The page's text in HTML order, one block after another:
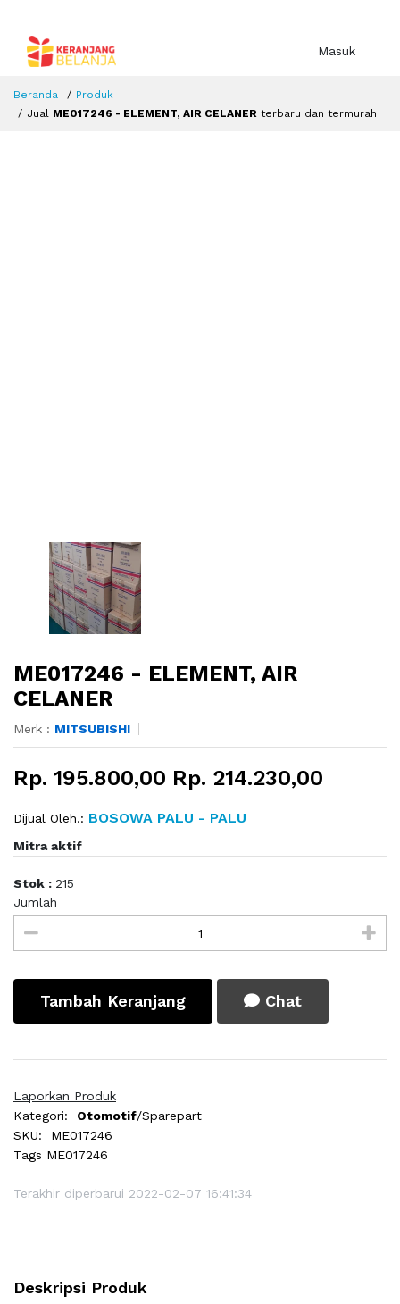
Masuk
Beranda
Produk
Jual ME017246 - ELEMENT, AIR CELANER terbaru dan termurah
ME017246 - ELEMENT, AIR
CELANER
Merk : MITSUBISHI
Rp. 195.800,00 Rp. 214.230,00
Dijual Oleh.: BOSOWA PALU - PALU
Mitra aktif
Stok : 215
Jumlah
Tambah Keranjang Chat
Laporkan Produk
Kategori:
Otomotif/Sparepart
SKU:
ME017246
Tags ME017246
Terakhir diperbarui 2022-02-07 16:41:34
Deskripsi Produk